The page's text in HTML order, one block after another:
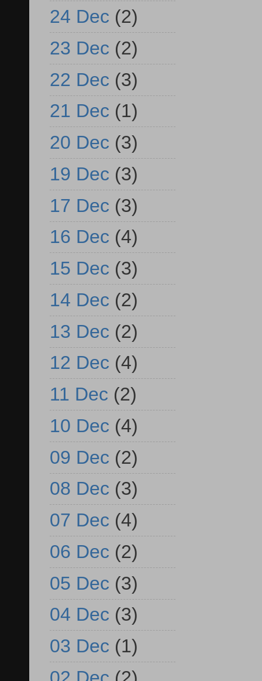
24 Dec (2)
23 Dec (2)
22 Dec (3)
21 Dec (1)
20 Dec (3)
19 Dec (3)
17 Dec (3)
16 Dec (4)
15 Dec (3)
14 Dec (2)
13 Dec (2)
12 Dec (4)
11 Dec (2)
10 Dec (4)
09 Dec (2)
08 Dec (3)
07 Dec (4)
06 Dec (2)
05 Dec (3)
04 Dec (3)
03 Dec (1)